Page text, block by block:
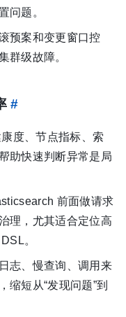
问题。
预案和变更窗口控
群级故障。
#
度、节点指标、索
助快速判断异常是局
前面做请求
理，尤其适合定位高
。
志、慢查询、调用来
缩短从“发现问题”到